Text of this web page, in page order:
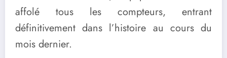
affolé tous les compteurs, entrant
définitivement dans l’histoire au cours du
mois dernier.